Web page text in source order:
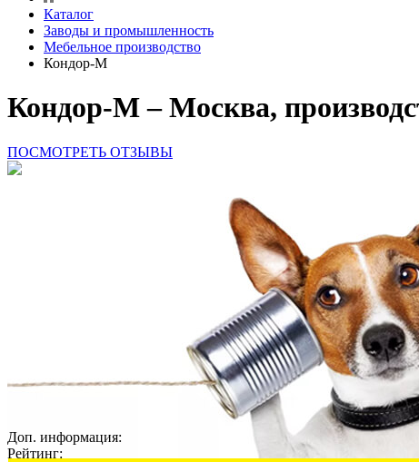
Каталог
Заводы и промышленность
Мебельное производство
Кондор-М
Кондор-М – Москва,
ПОСМОТРЕТЬ ОТЗЫВЫ
Доп. информация:
Рейтинг: